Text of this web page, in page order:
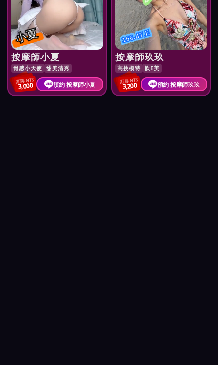
小夏
按摩師小夏
骨感小天使 甜美清秀
紅牌 NT$
3,000 預約 按摩師小夏
166.47.E
按摩師玖玖
高挑模特 軟E美
紅牌 NT$
3,200 預約 按摩師玖玖